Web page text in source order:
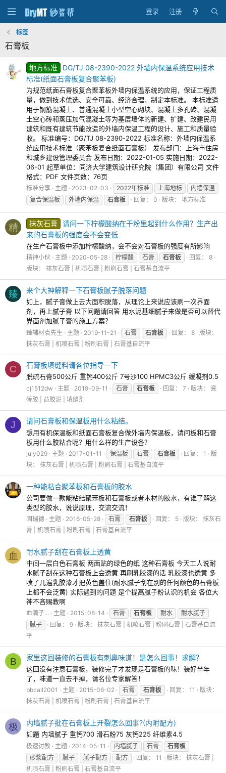
登录 注册
标签
石膏板
地方标准
DG/TJ 08-2390-2022 外墙内保温系统应用技术
标准(纸面石膏板复合聚苯板)
为规范纸面石膏板复合聚苯板外墙内保温系统的应用，保证工程质
量，做到技术优选、安全可靠、经济合理，制定本标准。 本标准适
用于钢筋混凝土、普通混凝土小型空心砌块、混凝土多孔砖、混凝
土空心砖和蒸压加气混凝土等为基层墙体的新建、扩建、改建民用
建筑和既有建筑节能改造的外墙内保温工程的设计、施工和质量验
收。 标准编号：DG/TJ 08-2390-2022 标准名称：外墙内保温系
统应用技术标准（聚苯板复合纸面石膏板） 发布部门：上海市住房
和城乡建设管理委员会 发布日期：2022-01-05 实施日期：2022-
06-01 起草单位：同济大学建筑设计研究院（集团）有限公司 文件
格式：PDF 文件页数：76页
标准分享 主题 2023-02-03 2022年标准 上海地标
内墙保温
复合保温板
外墙内保温 石膏板 回复： 0 版块： 地方标准
精 抹灰石膏 请问一下柠檬酸纳在干粉里起到什么作用？生产出
来的石膏板的强度会不会变低
在生产石膏板中添加柠檬酸纳，会不会对石膏板的强度有所影响
精神小伙 主题 2020-05-28 柠檬酸 石膏 石膏板
回复： 8
版块： 抹灰石膏 | 机喷石膏 | 粉刷石膏 | 石膏基自流平
臻 来个大神解释一下石膏板腻子脱落问题
如上，腻子膏做上去大面积脱落，从理论上来说应该刷一次界面
剂，再上腻子膏 以下问题请回答 用水泥基细腻子来做是否可以替代
界面剂加腻子膏的施工方案？
臻辅材袁先生 主题 2019-11-21 石膏 石膏板 回复： 8
版块：
抹灰石膏 | 机喷石膏 | 粉刷石膏 | 石膏基自流平
C 石膏板填缝料请各位指导一下
脱硫石膏500公斤 重钙400公斤 7号沙100 HPMC3公斤 缓凝剂0.5
cj1512dw 主题 2019-09-11 石膏 石膏板 回复： 7 版块： 瓷
砖胶 | 益胶泥 | 填缝剂
J 请问石膏板和保温板用什么粘结。
想用有机保温板和纸面石膏板复合做外墙内保温板，请问板和石膏
板用什么胶粘合呢？用什么样的生产设备？
july029 主题 2017-01-11 保温板 石膏 石膏板 回复： 1
版
块： 抹灰石膏 | 机喷石膏 | 粉刷石膏 | 石膏基自流平
一种能粘合聚苯板和石膏板的胶水
公司要做一款能粘结聚苯板和石膏板或者木材的胶水，有谁了解这
类型的胶水，说说原理，交流交流！
固瑞德 主题 2016-05-28 石膏 石膏板 回复： 5 版块： 抹灰石
膏 | 机喷石膏 | 粉刷石膏 | 石膏基自流平
血 耐水腻子刮在石膏板上透黄
中间一层白色石膏板 两面贴的绿色的纸 这种石膏板 今天工人说耐
水腻子刮在这种石膏板上会透黄 再刷乳胶漆的话 乳胶漆也透黄 多
喷了几遍乳胶漆才把黄色盖住(耐水腻子刮在别的任何颜色的石膏板
上都不会泛黄) 实际遇到的问题 是个提高腻子粉认识的机会 各位大
神不吝赐教啊
血滴子... 主题 2015-08-14 石膏 石膏板 耐水
耐水腻子
腻子
回复： 9 版块： 抹灰石膏 | 机喷石膏 | 粉刷石膏 | 石膏基自流
平
B 家里这回装修的石膏板有刺鼻味道！是怎么回事！求解？
这回没有注意石膏板，装修完了才发现是石膏板的味！装好半年
了，味道一直去不掉，请名位专家解答！
bbcall2001 主题 2015-06-02 石膏 石膏板 回复： 11
版块：
抹灰石膏 | 机喷石膏 | 粉刷石膏 | 石膏基自流平
极 内墙腻子批在石膏板上开裂怎么回事?(内附配方)
如题 内墙腻子 重钙700 滑石粉75 灰钙225 纤维素4.5
极速讨教 主题 2014-05-11 内墙腻子 石膏
石膏板
砂浆配方
腻子 腻子配方 配方 回复： 11 版块： 抹灰石膏 |
机喷石膏 | 粉刷石膏 | 石膏基自流平